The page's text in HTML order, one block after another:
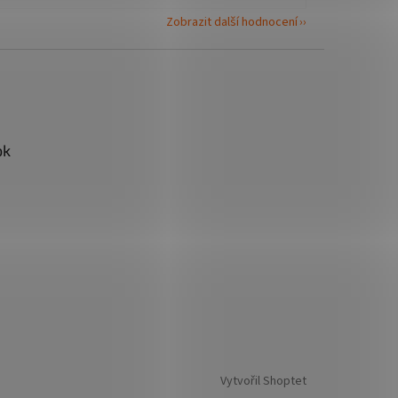
Zobrazit další hodnocení
Vytvořil Shoptet